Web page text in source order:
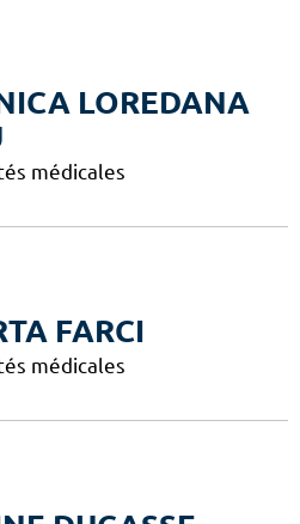
LOREDANA
médicales
FARCI
médicales